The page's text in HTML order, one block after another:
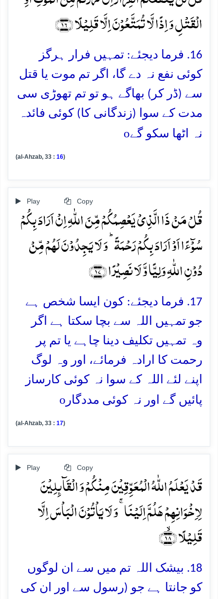
الۡقَتۡلِ وَ اِذًا لَّا تُمَتَّعُوۡنَ اِلَّا قَلِیۡلًا ﴿۱۶﴾
16. فرما دیجئے: تمہیں فرار ہرگز
کوئی نفع نہ دے گا، اگر تم موت یا قتل
سے (ڈر کر) بھاگے ہو تو تم تھوڑی سی
مدت کے سوا (زندگانی کا) کوئی فائدہ
نہ اٹھا سکو گےo
(al-Ahzab, 33 : 16)
Play Copy
قُلۡ مَنۡ ذَا الَّذِیۡ یَعۡصِمُکُمۡ مِّنَ اللّٰہِ اِنۡ اَرَادَ بِکُمۡ
سُوۡٓءًا اَوۡ اَرَادَ بِکُمۡ رَحۡمَۃً ؕ وَ لَا یَجِدُوۡنَ لَہُمۡ مِّنۡ
دُوۡنِ اللّٰہِ وَلِیًّا وَّ لَا نَصِیۡرًا ﴿۱۷﴾
17. فرما دیجئے: کون ایسا شخص ہے
جو تمہیں اللہ سے بچا سکتا ہے اگر
وہ تمہیں تکلیف دینا چاہے یا تم پر
رحمت کا ارادہ فرمائے، اور وہ لوگ
اپنے لئے اللہ کے سوا نہ کوئی کارساز
پائیں گے اور نہ کوئی مددگار o
(al-Ahzab, 33 : 17)
Play Copy
قَدۡ یَعۡلَمُ اللّٰہُ الۡمُعَوِّقِیۡنَ مِنۡکُمۡ وَ الۡقَآئِلِیۡنَ
لِاِخۡوَانِہِمۡ ہَلُمَّ اِلَیۡنَا ۚ وَ لَا یَاۡتُوۡنَ الۡبَاۡسَ اِلَّا
قَلِیۡلًا ﴿ۙ۱۸﴾
18. بیشک اللہ تم میں سے ان لوگوں
کو جانتا ہے جو (رسول سے اور ان کی